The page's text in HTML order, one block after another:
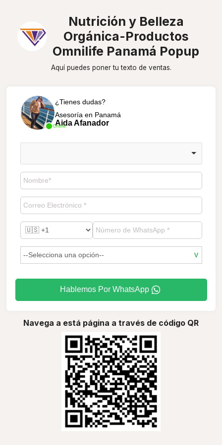
Nutrición y Belleza
Orgánica-Productos
Omnilife Panamá Popup
Aquí puedes poner tu texto de ventas.
Online
¿Tienes dudas?
Asesoría en Panamá
Aida Afanador
Hablemos Por WhatsApp
Navega a está página a través de código QR